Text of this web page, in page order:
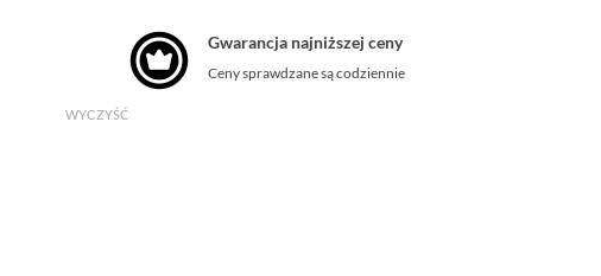
WYCZYŚĆ
Gwarancja najniższej ceny
Ceny sprawdzane są codziennie